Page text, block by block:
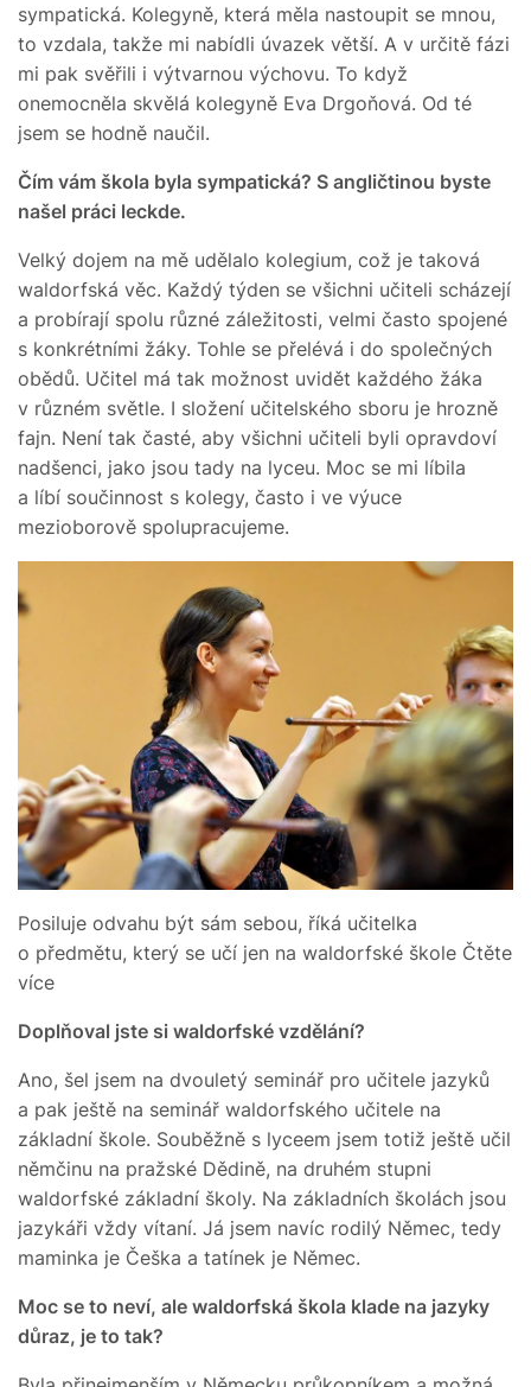
sympatická. Kolegyně, která měla nastoupit se mnou,
to vzdala, takže mi nabídli úvazek větší. A v určitě fázi
mi pak svěřili i výtvarnou výchovu. To když
onemocněla skvělá kolegyně Eva Drgoňová. Od té
jsem se hodně naučil.
Čím vám škola byla sympatická? S angličtinou byste
našel práci leckde.
Velký dojem na mě udělalo kolegium, což je taková
waldorfská věc. Každý týden se všichni učiteli scházejí
a probírají spolu různé záležitosti, velmi často spojené
s konkrétními žáky. Tohle se přelévá i do společných
obědů. Učitel má tak možnost uvidět každého žáka
v různém světle. I složení učitelského sboru je hrozně
fajn. Není tak časté, aby všichni učiteli byli opravdoví
nadšenci, jako jsou tady na lyceu. Moc se mi líbila
a líbí součinnost s kolegy, často i ve výuce
mezioborově spolupracujeme.
Posiluje odvahu být sám sebou, říká učitelka
o předmětu, který se učí jen na waldorfské škole Čtěte
více
Doplňoval jste si waldorfské vzdělání?
Ano, šel jsem na dvouletý seminář pro učitele jazyků
a pak ještě na seminář waldorfského učitele na
základní škole. Souběžně s lyceem jsem totiž ještě učil
němčinu na pražské Dědině, na druhém stupni
waldorfské základní školy. Na základních školách jsou
jazykáři vždy vítaní. Já jsem navíc rodilý Němec, tedy
maminka je Češka a tatínek je Němec.
Moc se to neví, ale waldorfská škola klade na jazyky
důraz, je to tak?